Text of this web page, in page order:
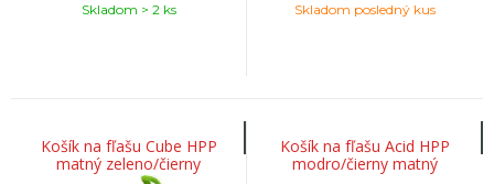
Skladom > 2 ks Skladom posledný kus
Košík na fľašu Cube HPP
matný zeleno/čierny
Košík na fľašu Acid HPP
modro/čierny matný